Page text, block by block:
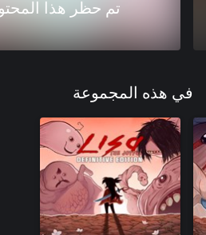
تم حظر هذا
في هذه المجموعة